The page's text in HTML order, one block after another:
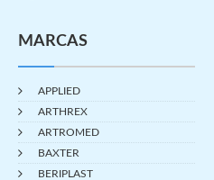
MARCAS
APPLIED
ARTHREX
ARTROMED
BAXTER
BERIPLAST